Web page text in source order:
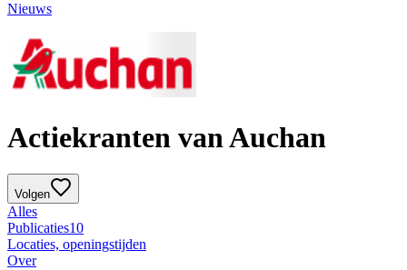
Nieuws
Actiekranten van Auchan
Volgen
Alles
Publicaties10
Locaties, openingstijden
Over